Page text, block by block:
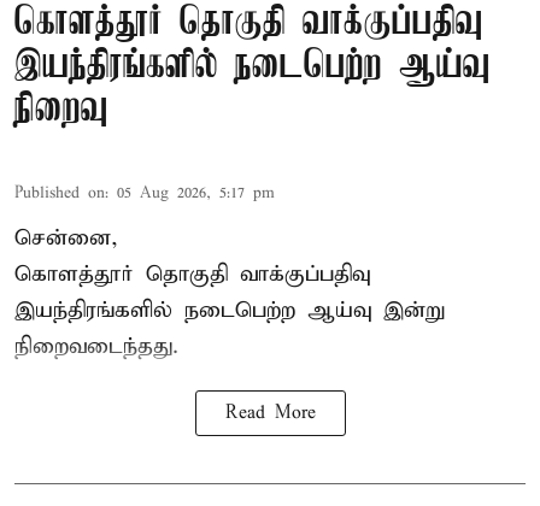
கொளத்தூர் தொகுதி வாக்குப்பதிவு
இயந்திரங்களில் நடைபெற்ற ஆய்வு
நிறைவு
Published on: 05 Aug 2026, 5:17 pm
சென்னை,
கொளத்தூர் தொகுதி வாக்குப்பதிவு
இயந்திரங்களில் நடைபெற்ற ஆய்வு இன்று
நிறைவடைந்தது.
Read More